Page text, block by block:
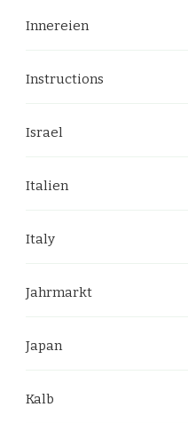
Innereien
Instructions
Israel
Italien
Italy
Jahrmarkt
Japan
Kalb